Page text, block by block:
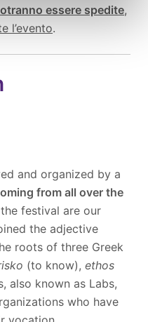
essere spedite,
l’evento.
and organized by a
from all over the
festival are our
the adjective
roots of three Greek
(to know), ethos
also known as Labs,
who have